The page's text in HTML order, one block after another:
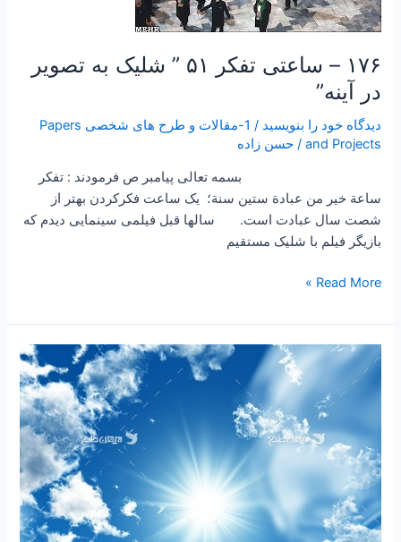
۱۷۶ – ساعتی تفکر ۵۱ ” شلیک به تصویر
در آینه”
دیدگاه‌ خود را بنویسید /
1-مقالات و طرح های شخصی Papers
and Projects
/حسن زاده
بسمه تعالی پیامبر ص فرمودند : تفكر
ساعة خير من عبادة ستين سنة؛ یک ساعت فکرکردن بهتر از
شصت سال عبادت است. سالها قبل فیلمی سینمایی دیدم که
بازیگر فیلم با شلیک مستقیم
شلیک
به
در
آینه”
Read More »
۱۷۰
ساعتی
۴۸
“زنجیره
سرنوشت”